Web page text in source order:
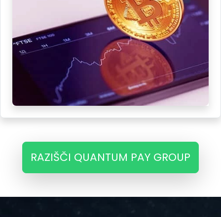
RAZIŠČI QUANTUM PAY GROUP